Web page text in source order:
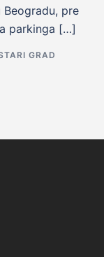
pre
parkinga […]
GRAD